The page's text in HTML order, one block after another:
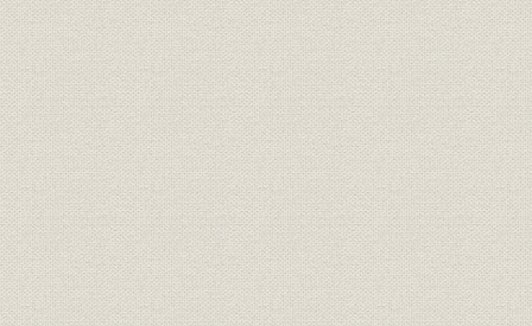
1. 事務機械化ブームの到来
2. 頂点に達したPCS
3. PCS利用の多様化
第3節 PCSの営業と教育
1. 営業と保守サービス
2. 初期の教育活動